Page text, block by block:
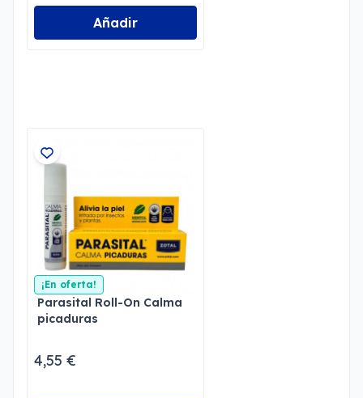
Añadir
¡En oferta!
Parasital Roll-On Calma
picaduras
4,55 €